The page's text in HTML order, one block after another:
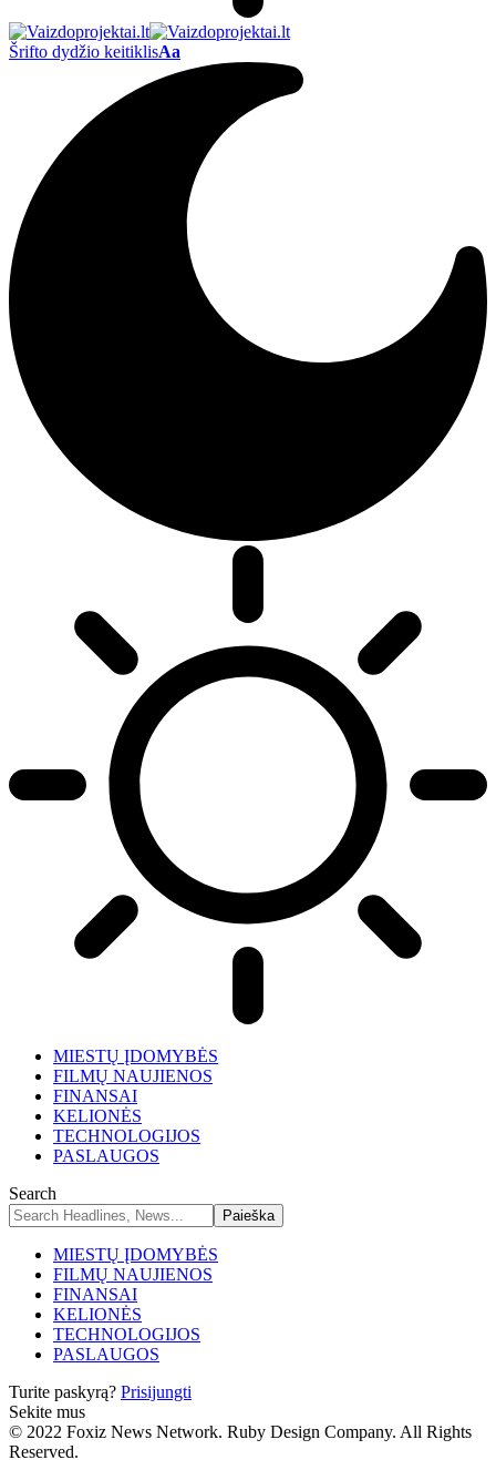
Šrifto dydžio keitiklisAa
MIESTŲ ĮDOMYBĖS
FILMŲ NAUJIENOS
FINANSAI
KELIONĖS
TECHNOLOGIJOS
PASLAUGOS
Search
MIESTŲ ĮDOMYBĖS
FILMŲ NAUJIENOS
FINANSAI
KELIONĖS
TECHNOLOGIJOS
PASLAUGOS
Turite paskyrą? Prisijungti
Sekite mus
© 2022 Foxiz News Network. Ruby Design Company. All Rights
Reserved.